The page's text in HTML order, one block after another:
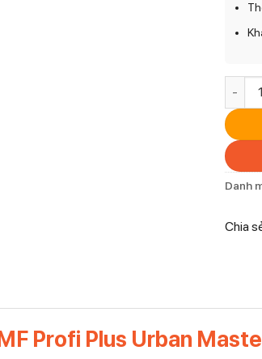
Bếp
Danh
Chia
Profi Plus Urban